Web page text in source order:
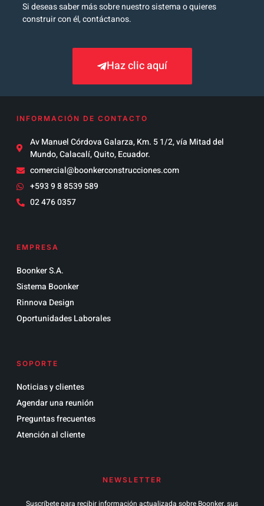
Si deseas saber más sobre nuestro sistema o quieres
construir con él, contáctanos.
Haz clic aquí
INFORMACIÓN DE CONTACTO
Av Manuel Córdova Galarza, Km. 5 1/2, vía Mitad del
Mundo, Calacalí, Quito, Ecuador.
comercial@boonkerconstrucciones.com
+593 9 8 8539 589
02 476 0357
EMPRESA
Boonker S.A.
Sistema Boonker
Rinnova Design
Oportunidades Laborales
SOPORTE
Noticias y clientes
Agendar una reunión
Preguntas frecuentes
Atención al cliente
NEWSLETTER
Suscríbete para recibir información actualizada sobre Boonker, sus